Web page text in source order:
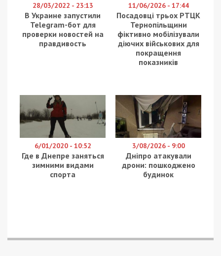
28/03/2022 - 23:13
В Украине запустили
Telegram-бот для
проверки новостей на
правдивость
11/06/2026 - 17:44
Посадовці трьох РТЦК
Тернопільщини
фіктивно мобілізували
діючих військових для
покращення
показників
6/01/2020 - 10:52
Где в Днепре заняться
зимними видами
спорта
3/08/2026 - 9:00
Дніпро атакували
дрони: пошкоджено
будинок